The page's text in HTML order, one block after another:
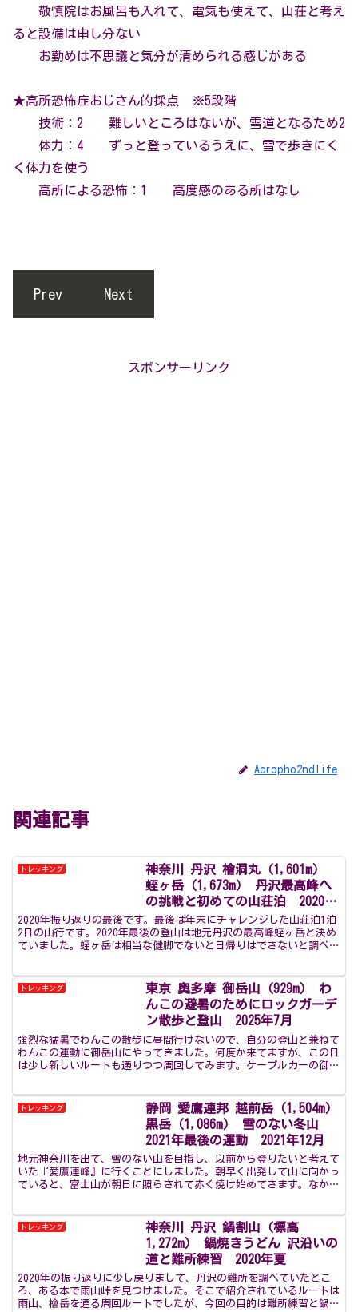
敬慎院はお風呂も入れて、電気も使えて、山荘と考え
ると設備は申し分ない
お勤めは不思議と気分が清められる感じがある
★高所恐怖症おじさん的採点 ※5段階
技術：2 難しいところはないが、雪道となるため2
体力：4 ずっと登っているうえに、雪で歩きにく
く体力を使う
高所による恐怖：1 高度感のある所はなし
Prev Next
スポンサーリンク
Acropho2ndlife
関連記事
トレッキング
神奈川 丹沢 檜洞丸（1,601m）
蛭ヶ岳（1,673m） 丹沢最高峰へ
の挑戦と初めての山荘泊 2020年
冬 1日目
2020年振り返りの最後です。最後は年末にチャレンジした山荘泊1泊
2日の山行です。2020年最後の登山は地元丹沢の最高峰蛭ヶ岳と決め
ていました。蛭ヶ岳は相当な健脚でないと日帰りはできないと調べて
トレッキング
東京 奥多摩 御岳山（929m） わ
んこの避暑のためにロックガーデ
ン散歩と登山 2025年7月
強烈な猛暑でわんこの散歩に昼間行けないので、自分の登山と兼ねて
わんこの運動に御岳山にやってきました。何度か来てますが、この日
は少し新しいルートも通りつつ周回してみます。ケーブルカーの御岳
トレッキング
静岡 愛鷹連邦 越前岳（1,504m）
黒岳（1,086m） 雪のない冬山
2021年最後の運動 2021年12月
地元神奈川を出て、雪のない山を目指し、以前から登りたいと考えて
いた『愛鷹連峰』に行くことにしました。朝早く出発して山に向かっ
ていると、富士山が朝日に照らされて赤く焼け始めてきます。なかな
トレッキング
神奈川 丹沢 鍋割山（標高
1,272m） 鍋焼きうどん 沢沿いの
道と難所練習 2020年夏
2020年の振り返りに少し戻りまして、丹沢の難所を調べていたとこ
ろ、ある本で雨山峠を見つけました。そこで紹介されているルートは
雨山、檜岳を通る周回ルートでしたが、今回の目的は難所練習と鍋割